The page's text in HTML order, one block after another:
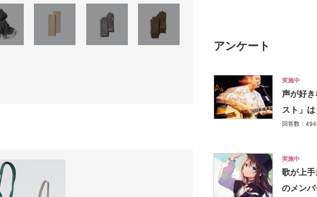
アンケート
実施中
声が好き
スト」は
回答数：
実施中
歌が上
のメンバ